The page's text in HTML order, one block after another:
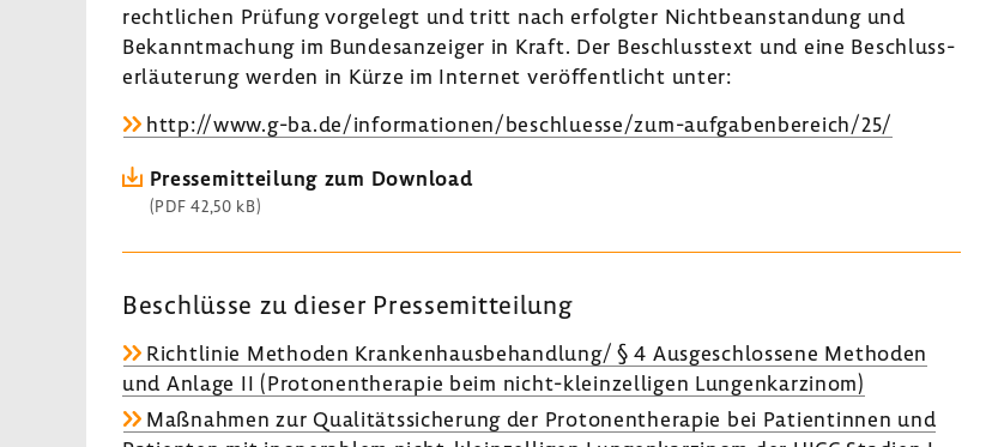
recht­li­chen Prüfung vorge­legt und tritt nach erfolgter Nicht­be­an­stan­dung und
Bekannt­ma­chung im Bundes­an­zeiger in Kraft. Der Beschluss­text und eine Beschluss­
erläu­te­rung werden in Kürze im Internet veröf­fent­licht unter:
http://www.g-ba.de/infor­ma­tionen/beschluesse/zum-​aufgabenbereich/25/
Pres­se­mit­tei­lung zum Down­load
(PDF 42,50 kB)
Beschlüsse zu dieser Pres­se­mit­tei­lung
Richt­linie Methoden Kran­ken­haus­be­hand­lung/ § 4 Ausge­schlos­sene Methoden
und Anlage II (Proto­nen­the­rapie beim nicht-​kleinzelligen Lungen­kar­zinom)
Maßnahmen zur Quali­täts­si­che­rung der Proto­nen­the­rapie bei Pati­en­tinnen und